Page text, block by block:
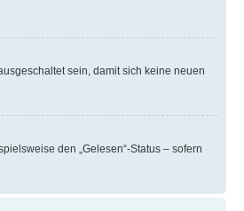
sein, damit sich keine neuen
den „Gelesen“-Status – sofern